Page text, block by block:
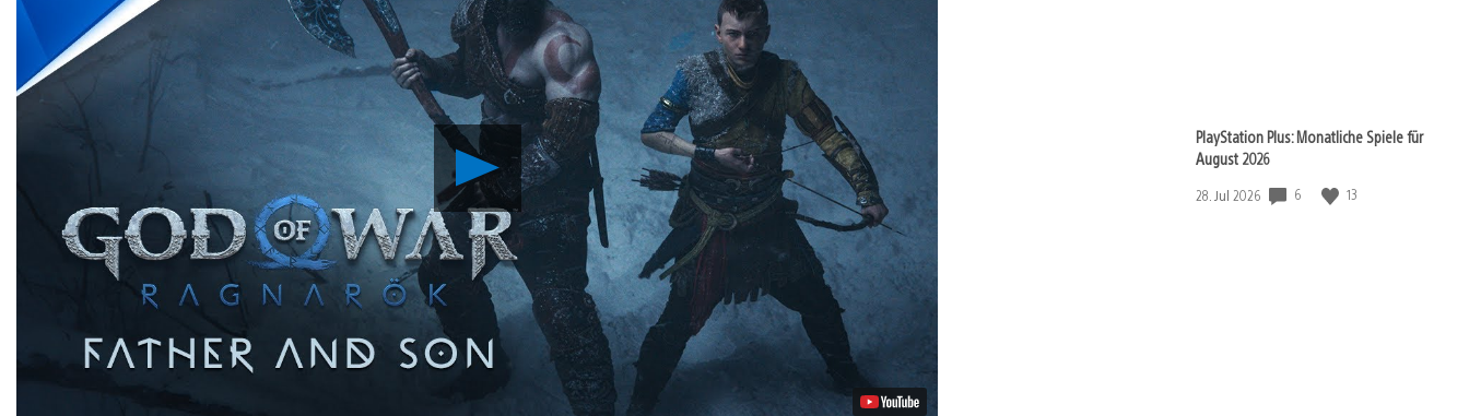
Video
abspielen
PlayStation Plus: Monatliche Spiele für
August 2026
Veröffentlichungsdatum:
28. Jul 2026 6 13